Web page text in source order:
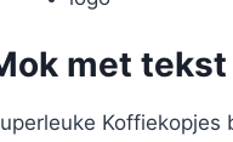
met tekst